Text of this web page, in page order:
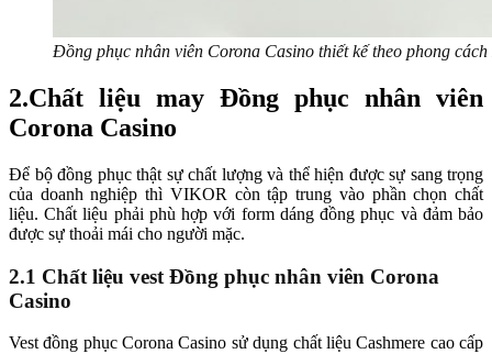
Đồng phục nhân viên Corona Casino thiết kế theo phong
2.Chất liệu may Đồng phục nhân viên
Corona Casino
Để bộ đồng phục thật sự chất lượng và thể hiện được sự sang trọng
của doanh nghiệp thì VIKOR còn tập trung vào phần chọn chất
liệu. Chất liệu phải phù hợp với form dáng đồng phục và đảm bảo
được sự thoải mái cho người mặc.
2.1 Chất liệu vest Đồng phục nhân viên Corona
Casino
Vest đồng phục Corona Casino sử dụng chất liệu Cashmere cao cấp